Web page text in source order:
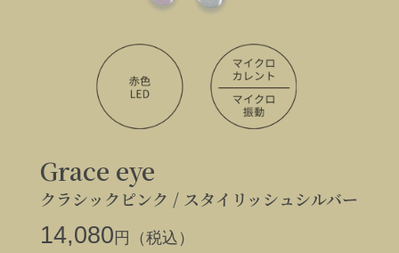
Grace eye
クラシックピンク / スタイリッシュシルバー
14,080 円（税込）